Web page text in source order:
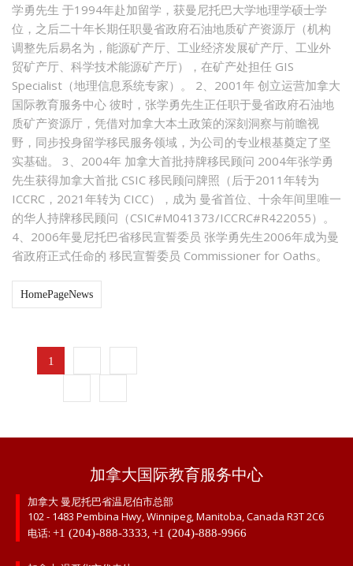
学勇先生 于1994年赴加留学，获曼尼托巴大学地理学硕士学
位，之后二十年长期任职曼省政府石油地质矿产资源厅（机构
调整先后易名为，能源矿产厅、工业经济发展矿产厅、工业外
贸矿产厅、科学技术能源矿产厅），在矿产处担任 GIS
Specialist（地理信息系统专家）。 2、2001年 创立运营加拿大
国际教育服务中心 彼时，张学勇先生正任职于曼省政府石油地
质矿产资源厅，凭借对加拿大本土政策的深刻洞察与前瞻视
野，同步投身留学移民服务领域，为公司的专业根基奠定了坚
实基础。 3、2004年 加拿大首批持牌移民顾问 2004年张学勇
先生获得加拿大首批 CSIC 移民顾问牌照（后于2011年转为
ICCRC，2021年转为 CICC），成为 曼省首位、十余年间里唯一
的华人持牌移民顾问（CSIC#M041373/ICCRC#R422055）。
4、2006年曼尼托巴省移民宣誓委员 张学勇先生2006年成为曼
省政府正式任命的 移民宣誓委员 Commissioner for Oaths。
HomePageNews
1
加拿大国际教育服务中心
加拿大 曼尼托巴省温尼伯市总部
102 - 1483 Pembina Hwy, Winnipeg, Manitoba, Canada R3T 2C6
电话: +1 (204)-888-3333,+1 (204)-888-9966